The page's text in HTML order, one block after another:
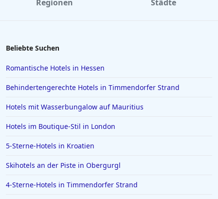
Hotels in Kiel
Hotels in Deutschland
Hotels in Lissabon
Hotels in Madrid
Hotels in Wyk auf Föhr
Regionen Städte
Beliebte Suchen
Romantische Hotels in Hessen
Behindertengerechte Hotels in Timmendorfer Strand
Hotels mit Wasserbungalow auf Mauritius
Hotels im Boutique-Stil in London
5-Sterne-Hotels in Kroatien
Skihotels an der Piste in Obergurgl
4-Sterne-Hotels in Timmendorfer Strand